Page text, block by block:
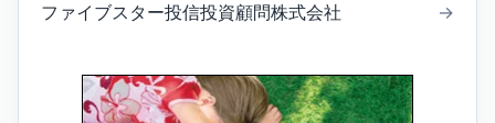
ファイブスター投信投資顧問株式会社 →